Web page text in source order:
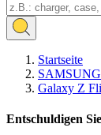
Startseite
SAMSUNG
Galaxy Z
Entschuldigen